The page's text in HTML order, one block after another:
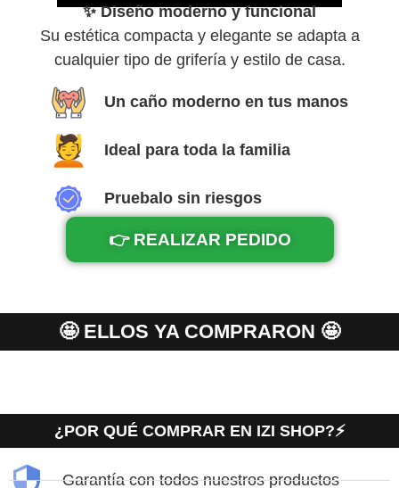
✨ Diseño moderno y funcional
Su estética compacta y elegante se adapta a
cualquier tipo de grifería y estilo de casa.
Un caño moderno en tus manos
Ideal para toda la familia
Pruebalo sin riesgos
👉 REALIZAR PEDIDO
🤩 ELLOS YA COMPRARON 🤩
¿POR QUÉ COMPRAR EN IZI SHOP?⚡
Garantía con todos nuestros productos